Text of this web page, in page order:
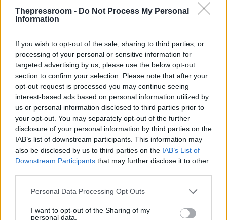
Thepressroom - Do Not Process My Personal
Information
If you wish to opt-out of the sale, sharing to third parties, or
processing of your personal or sensitive information for
targeted advertising by us, please use the below opt-out
section to confirm your selection. Please note that after your
opt-out request is processed you may continue seeing
interest-based ads based on personal information utilized by
us or personal information disclosed to third parties prior to
your opt-out. You may separately opt-out of the further
disclosure of your personal information by third parties on the
IAB’s list of downstream participants. This information may
also be disclosed by us to third parties on the IAB’s List of
Downstream Participants that may further disclose it to other
Please note that this website/app uses one or more Google
not limited to your visit or usage behaviour. You may click to
Personal Data Processing Opt Outs
I want to opt-out of the Sharing of my
personal data.
ΑΚΟΛΟΥΘΗΣΤΕ ΜΑΣ ΣΤΟ GOOGLE
NEWS ΚΑΝΟΝΤΑΣ ΚΛΙΚ ΕΔΩ